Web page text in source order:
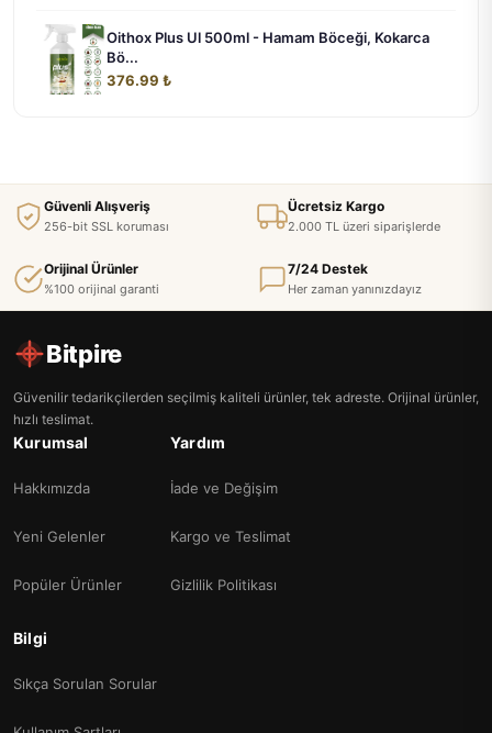
Oithox Plus Ul 500ml - Hamam Böceği, Kokarca
Bö...
376.99 ₺
Güvenli Alışveriş
256-bit SSL koruması
Ücretsiz Kargo
2.000 TL üzeri siparişlerde
Orijinal Ürünler
%100 orijinal garanti
7/24 Destek
Her zaman yanınızdayız
Bitpire
Güvenilir tedarikçilerden seçilmiş kaliteli ürünler, tek adreste. Orijinal ürünler,
hızlı teslimat.
Kurumsal
Hakkımızda
Yeni Gelenler
Popüler Ürünler
Yardım
İade ve Değişim
Kargo ve Teslimat
Gizlilik Politikası
Bilgi
Sıkça Sorulan Sorular